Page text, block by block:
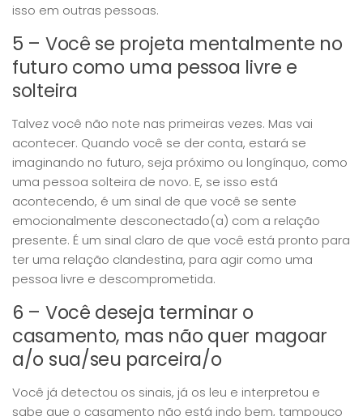
isso em outras pessoas.
5 – Você se projeta mentalmente no
futuro como uma pessoa livre e
solteira
Talvez você não note nas primeiras vezes. Mas vai
acontecer. Quando você se der conta, estará se
imaginando no futuro, seja próximo ou longínquo, como
uma pessoa solteira de novo. E, se isso está
acontecendo, é um sinal de que você se sente
emocionalmente desconectado(a) com a relação
presente. É um sinal claro de que você está pronto para
ter uma relação clandestina, para agir como uma
pessoa livre e descomprometida.
6 – Você deseja terminar o
casamento, mas não quer magoar
a/o sua/seu parceira/o
Você já detectou os sinais, já os leu e interpretou e
sabe que o casamento não está indo bem, tampouco